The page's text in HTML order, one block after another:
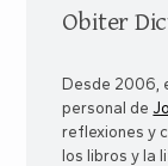
Obiter
Desde 2006,
personal de
reflexiones y
los libros y la